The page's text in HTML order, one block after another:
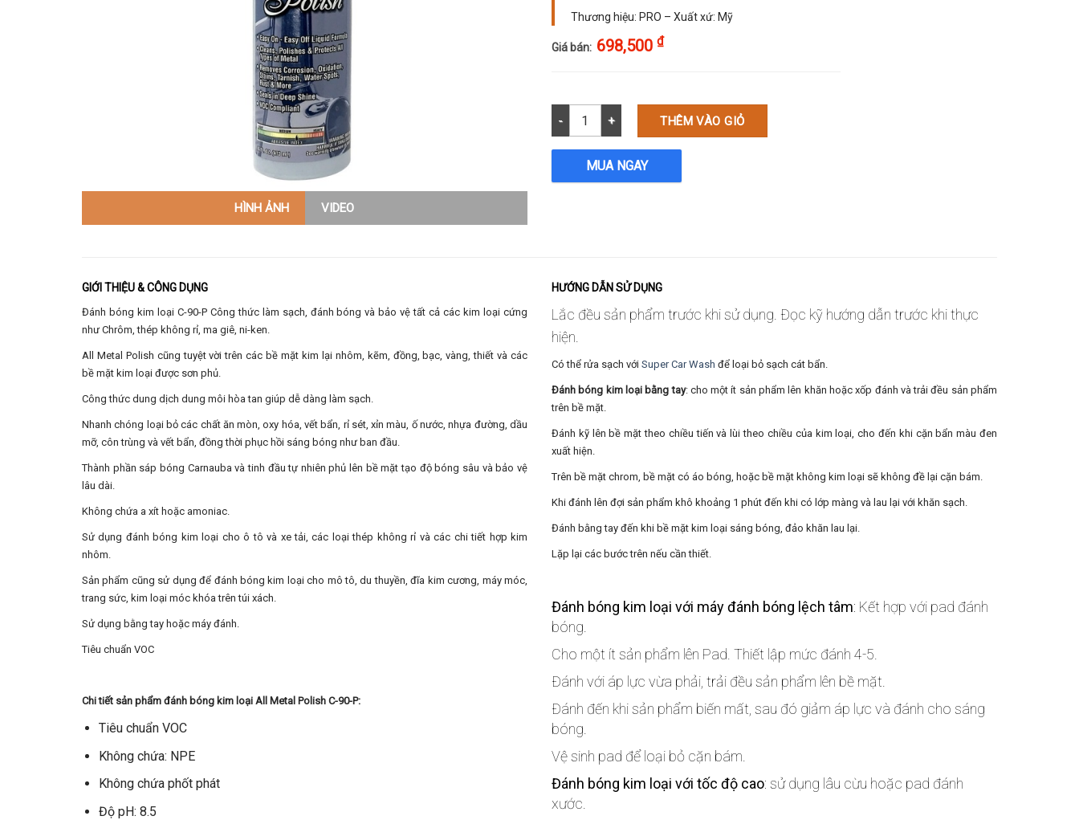
HÌNH ẢNH VIDEO
Thương hiệu: PRO – Xuất xứ: Mỹ
Giá bán: 698,500 ₫
Chuyên đánh bóng kim loại - All Metal Polish C-90 số lượng
THÊM VÀO GIỎ
MUA NGAY
GIỚI THIỆU & CÔNG DỤNG
Đánh bóng kim loại C-90-P Công thức làm sạch, đánh bóng và bảo vệ tất cả các kim loại cứng
như Chrôm, thép không rỉ, ma giê, ni-ken.
All Metal Polish cũng tuyệt vời trên các bề mặt kim lại nhôm, kẽm, đồng, bạc, vàng, thiết và các
bề mặt kim loại được sơn phủ.
Công thức dung dịch dung môi hòa tan giúp dễ dàng làm sạch.
Nhanh chóng loại bỏ các chất ăn mòn, oxy hóa, vết bẩn, rỉ sét, xỉn màu, ố nước, nhựa đường, dầu
mỡ, côn trùng và vết bẩn, đồng thời phục hồi sáng bóng như ban đầu.
Thành phần sáp bóng Carnauba và tinh đầu tự nhiên phủ lên bề mặt tạo độ bóng sâu và bảo vệ
lâu dài.
Không chứa a xít hoặc amoniac.
Sử dụng đánh bóng kim loại cho ô tô và xe tải, các loại thép không rỉ và các chi tiết hợp kim
nhôm.
Sản phẩm cũng sử dụng để đánh bóng kim loại cho mô tô, du thuyền, đĩa kim cương, máy móc,
trang sức, kim loại móc khóa trên túi xách.
Sử dụng bằng tay hoặc máy đánh.
Tiêu chuẩn VOC
Chi tiết sản phẩm đánh bóng kim loại All Metal Polish C-90-P:
Tiêu chuẩn VOC
Không chứa: NPE
Không chứa phốt phát
Độ pH: 8.5
HƯỚNG DẪN SỬ DỤNG
Lắc đều sản phẩm trước khi sử dụng. Đọc kỹ hướng dẫn trước khi thực
hiện.
Có thể rửa sạch với Super Car Wash để loại bỏ sạch cát bẩn.
Đánh bóng kim loại bằng tay: cho một ít sản phẩm lên khăn hoặc xốp đánh và trải đều sản phẩm
trên bề mặt.
Đánh kỹ lên bề mặt theo chiều tiến và lùi theo chiều của kim loại, cho đến khi cặn bẩn màu đen
xuất hiện.
Trên bề mặt chrom, bề mặt có áo bóng, hoặc bề mặt không kim loại sẽ không đề lại cặn bám.
Khi đánh lên đợi sản phẩm khô khoảng 1 phút đến khi có lớp màng và lau lại với khăn sạch.
Đánh bằng tay đến khi bề mặt kim loại sáng bóng, đảo khăn lau lại.
Lặp lại các bước trên nếu cần thiết.
Đánh bóng kim loại với máy đánh bóng lệch tâm: Kết hợp với pad đánh
bóng.
Cho một ít sản phẩm lên Pad. Thiết lập mức đánh 4-5.
Đánh với áp lực vừa phải, trải đều sản phẩm lên bề mặt.
Đánh đến khi sản phẩm biến mất, sau đó giảm áp lực và đánh cho sáng
bóng.
Vệ sinh pad để loại bỏ cặn bám.
Đánh bóng kim loại với tốc độ cao: sử dụng lâu cừu hoặc pad đánh
xước.